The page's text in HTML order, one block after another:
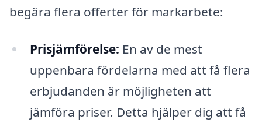
begära flera offerter för markarbete:
Prisjämförelse: En av de mest
uppenbara fördelarna med att få flera
erbjudanden är möjligheten att
jämföra priser. Detta hjälper dig att få